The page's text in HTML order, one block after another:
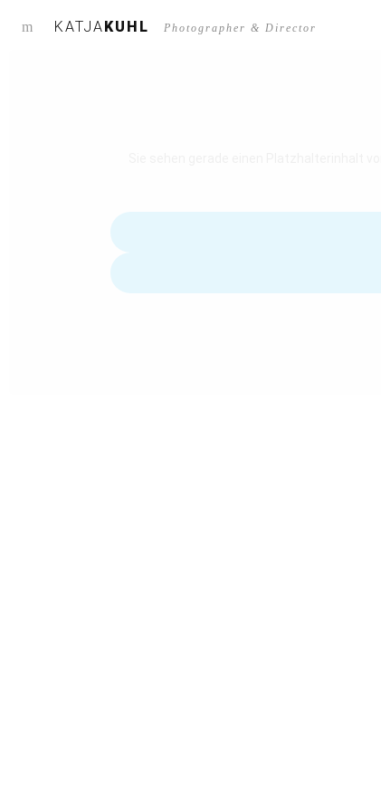
m KATJAKUHL Photographer & Director